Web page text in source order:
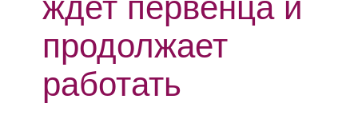
ждет первенца и
продолжает
работать